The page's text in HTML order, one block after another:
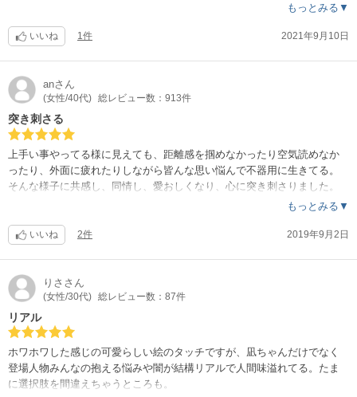
もっとみる▼
いいね 1件 2021年9月10日
anさん
(女性/40代) 総レビュー数：913件
突き刺さる
上手い事やってる様に見えても、距離感を掴めなかったり空気読めなか
ったり、外面に疲れたりしながら皆んな思い悩んで不器用に生きてる。
そんな様子に共感し、同情し、愛おしくなり、心に突き刺さりました。
もっとみる▼
いいね 2件 2019年9月2日
りさ さん
(女性/30代) 総レビュー数：87件
リアル
ホワホワした感じの可愛らしい絵のタッチですが、凪ちゃんだけでなく
登場人物みんなの抱える悩みや闇が結構リアルで人間味溢れてる。たま
に選択肢を間違えちゃうところも。